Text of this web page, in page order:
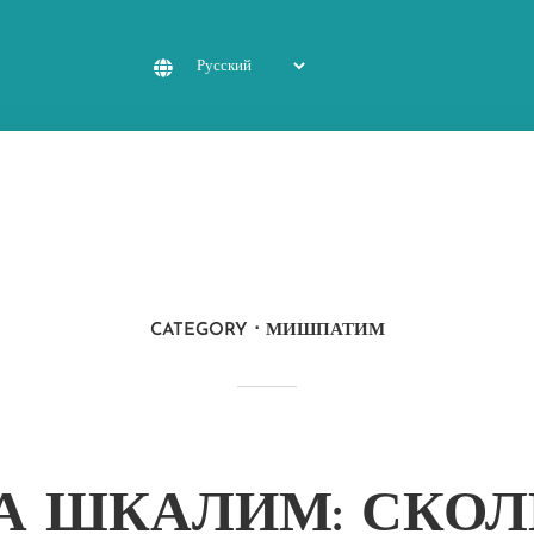
CATEGORY МИШПАТИМ
ШКАЛИМ: